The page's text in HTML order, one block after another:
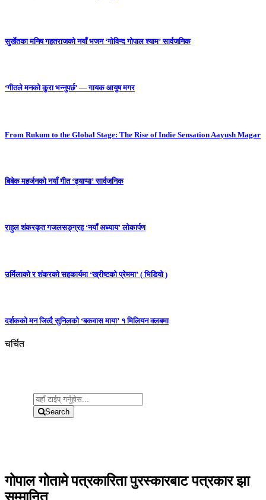
सुर्खेतका मनिष गहतराजको नयाँ भजन ‘गोविन्द गोपाल श्याम’ सार्वजनिक
‘गीतले मनको कुरा भन्नुपर्छ’ — गायक आयुष मगर
From Rukum to the Global Stage: The Rise of Indie Sensation Aayush Magar
बिबेक महर्जनको नयाँ गीत ‘ढ्याप्पा’ सार्वजनिक
राहुल शंकरकृत गजलसङ्ग्रह ‘नयाँ अध्याय’ लोकार्पण
उर्मिलाको र शंकरको सहकार्यमा ‘ख्रीष्टको प्रेममा’ ( भिडियो )
दर्शकको मन जित्दै सुनिलको ‘बकवास माया’ १ मिलियन क्लबमा
चर्चित
Search
गोपाल गोतामे पत्रकारिता पुरस्कारबाट पत्रकार झा